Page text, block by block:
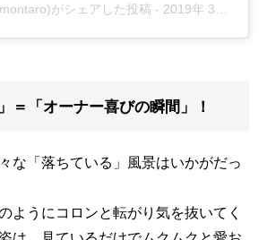
がシェアした投稿 - 2019年 3月月26日午後9時55分PDT
＝「オーナー喜びの瞬間」！
な「落ちている」風景はいかがだっ
ようにコロンと転がり気を抜いてく